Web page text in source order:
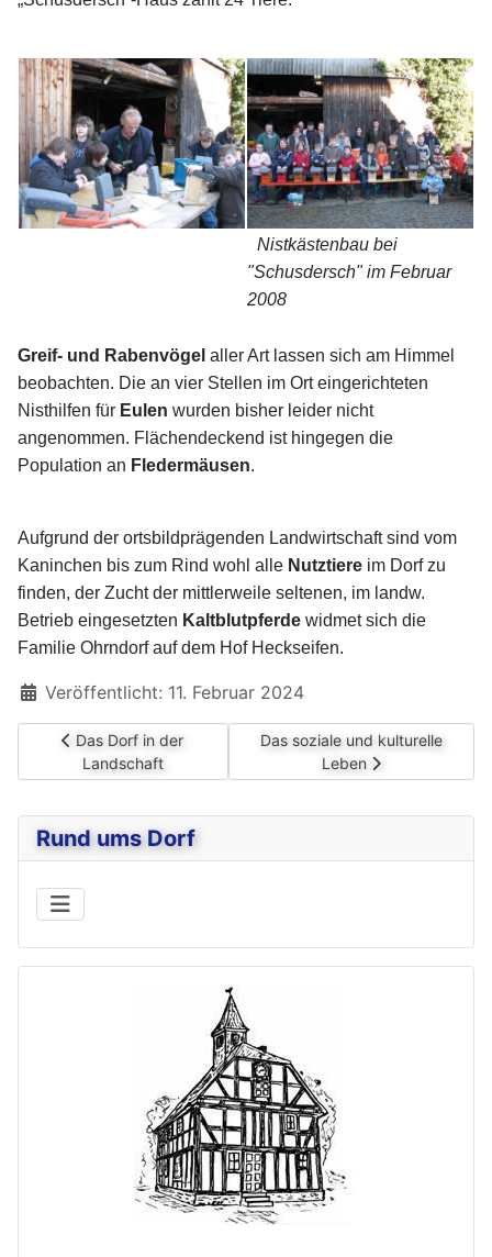
Rund ums Dorf
Nistkästenbau bei
"Schusdersch" im Februar
2008
Greif- und Rabenvögel aller Art lassen sich am Himmel
beobachten. Die an vier Stellen im Ort eingerichteten
Nisthilfen für Eulen wurden bisher leider nicht
angenommen. Flächendeckend ist hingegen die
Population an Fledermäusen.
Aufgrund der ortsbildprägenden Landwirtschaft sind vom
Kaninchen bis zum Rind wohl alle Nutztiere im Dorf zu
finden, der Zucht der mittlerweile seltenen, im landw.
Betrieb eingesetzten Kaltblutpferde widmet sich die
Familie Ohrndorf auf dem Hof Heckseifen.
Details
Veröffentlicht: 11. Februar 2024
Vorheriger Beitrag: Das Dorf in der Landschaft
Das Dorf in der
Landschaft
Nächster Beitrag: Das soziale
Das soziale und kulturelle
Leben